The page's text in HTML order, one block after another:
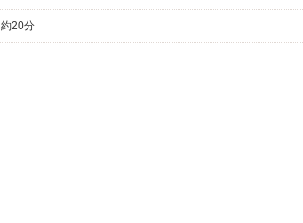
20分